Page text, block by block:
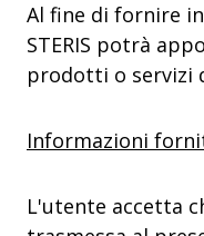
Al fine di fornire
STERIS potrà
prodotti o servizi
Informazioni
L'utente accetta